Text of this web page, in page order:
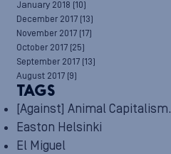
January 2018 (10)
December 2017 (13)
November 2017 (17)
October 2017 (25)
September 2017 (13)
August 2017 (9)
TAGS
[Against] Animal Capitalism.
Easton Helsinki
El Miguel